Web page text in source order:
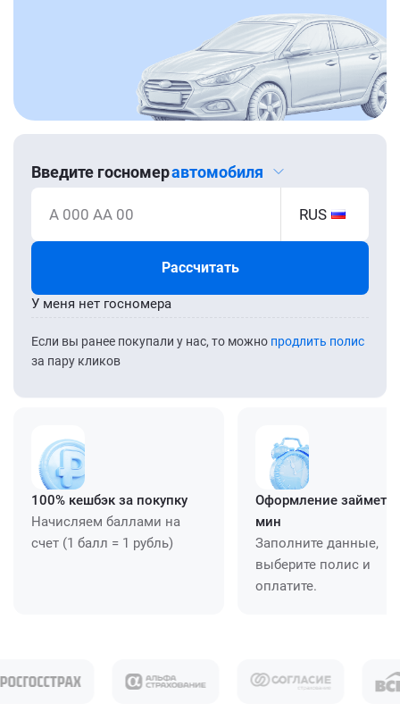
Введите госномеравтомобиля
А 000 АА 00 RUS
Рассчитать
Если вы ранее покупали у нас, то можно продлить полис
за пару кликов
У меня нет госномера
100% кешбэк за покупку
Начисляем баллами на
счет (1 балл = 1 рубль)
Оформление займет
мин
Заполните данные,
выберите полис и
оплатите.